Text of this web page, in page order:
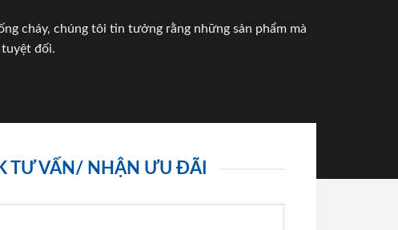
cháy, chúng tôi tin tưởng rằng những sản phẩm mà
tuyệt đối.
TƯ VẤN/ NHẬN ƯU ĐÃI